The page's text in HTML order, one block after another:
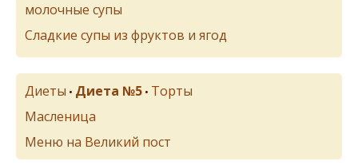
молочные супы
Сладкие супы из фруктов и ягод
Диеты • Диета №5 • Торты
Масленица
Меню на Великий пост